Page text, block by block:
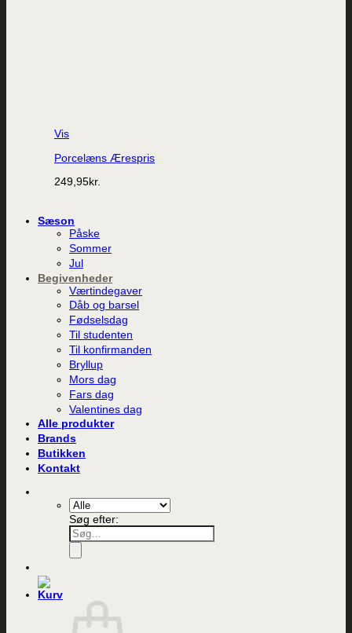
Vis
Porcelæns Ærespris
249,95kr.
Sæson
Påske
Sommer
Jul
Begivenheder
Værtindegaver
Dåb og barsel
Fødselsdag
Til studenten
Til konfirmanden
Bryllup
Mors dag
Fars dag
Valentines dag
Alle produkter
Brands
Butikken
Kontakt
Søg efter: